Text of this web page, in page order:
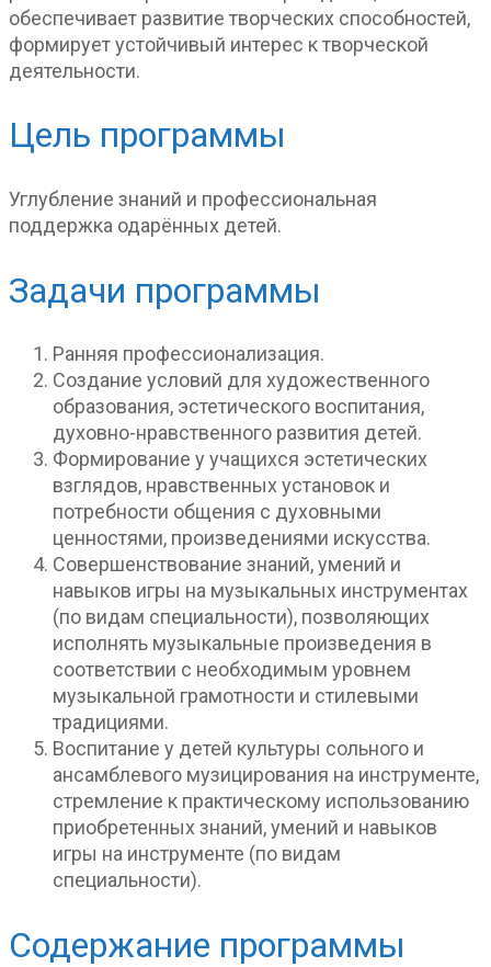
обеспечивает развитие творческих способностей,
формирует устойчивый интерес к творческой
деятельности.
Цель программы
Углубление знаний и профессиональная
поддержка одарённых детей.
Задачи программы
Ранняя профессионализация.
Создание условий для художественного
образования, эстетического воспитания,
духовно-нравственного развития детей.
Формирование у учащихся эстетических
взглядов, нравственных установок и
потребности общения с духовными
ценностями, произведениями искусства.
Совершенствование знаний, умений и
навыков игры на музыкальных инструментах
(по видам специальности), позволяющих
исполнять музыкальные произведения в
соответствии с необходимым уровнем
музыкальной грамотности и стилевыми
традициями.
Воспитание у детей культуры сольного и
ансамблевого музицирования на инструменте,
стремление к практическому использованию
приобретенных знаний, умений и навыков
игры на инструменте (по видам
специальности).
Содержание программы